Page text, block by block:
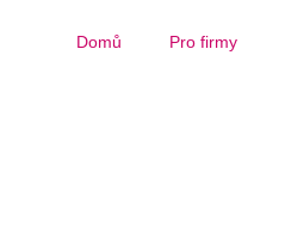
Domů Pro firmy